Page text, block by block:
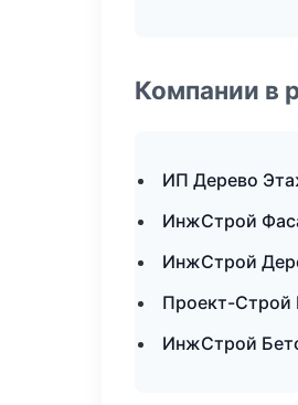
Компании в
ИП Дерево
ИнжСтрой
ИнжСтрой
Проект-Строй
ИнжСтрой